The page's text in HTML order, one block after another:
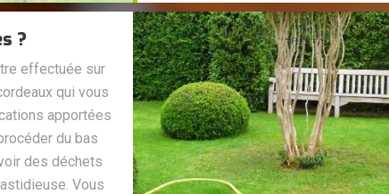
?
effectuée sur
qui vous
apportées
du bas
des déchets
Vous